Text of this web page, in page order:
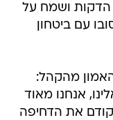
הדקות ושמח על
עם ביטחון
מהקהל:
אנחנו מאוד
את הדחיפה